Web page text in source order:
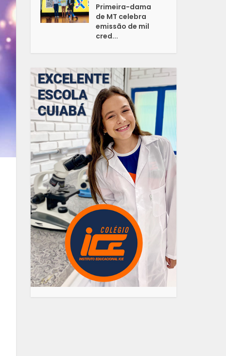
Primeira-dama
de MT celebra
emissão de mil
cred...